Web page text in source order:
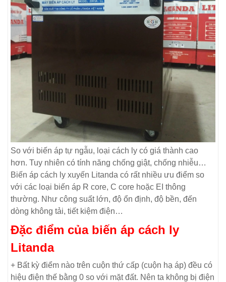
So với biến áp tự ngẫu, loại cách ly có giá thành cao
hơn. Tuy nhiên có tính năng chống giật, chống nhiễu…
Biến áp cách ly xuyến Litanda có rất nhiều ưu điểm so
với các loại biến áp R core, C core hoặc EI thông
thường. Như công suất lớn, độ ổn định, độ bền, đến
dòng không tải, tiết kiệm điện…
Đặc điểm của biến áp cách ly
Litanda
+ Bất kỳ điểm nào trên cuộn thứ cấp (cuộn hạ áp) đều có
hiệu điện thế bằng 0 so với mặt đất. Nên ta không bị điện